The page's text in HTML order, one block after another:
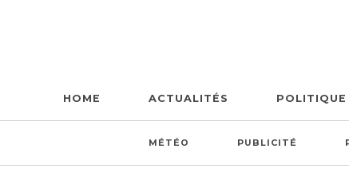
HOME ACTUALITÉS POLITIQUE
MÉTÉO PUBLICITÉ